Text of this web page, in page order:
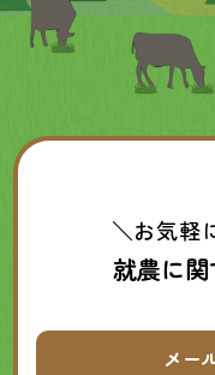
＼お気軽
就農に
メー